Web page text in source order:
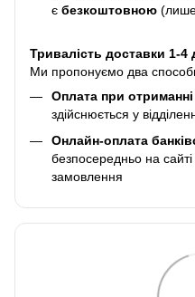
є безкоштовною (лише
Тривалість доставки 1-4
Ми пропонуємо два
Оплата при
здійснюється у
Онлайн-оплата
безпосередньо на
замовлення